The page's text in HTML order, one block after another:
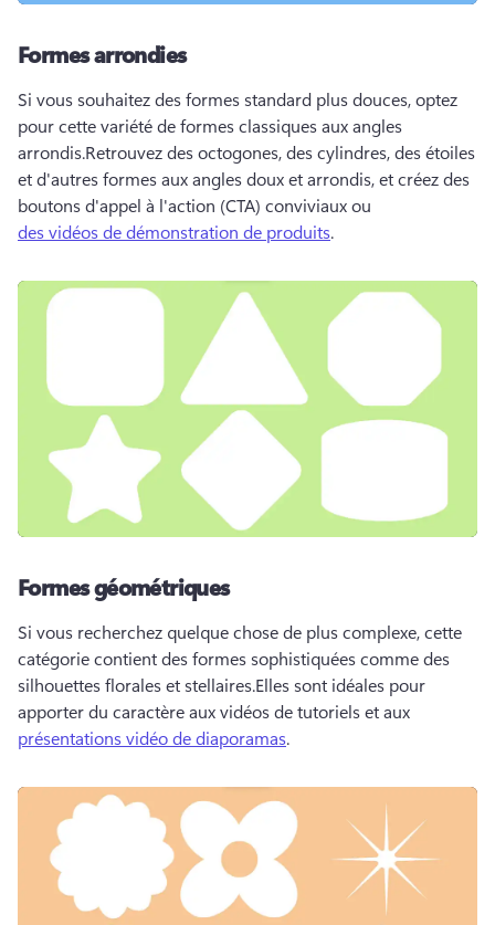
Formes arrondies
Si vous souhaitez des formes standard plus douces, optez
pour cette variété de formes classiques aux angles
arrondis.Retrouvez des octogones, des cylindres, des étoiles
et d'autres formes aux angles doux et arrondis, et créez des
boutons d'appel à l'action (CTA) conviviaux ou
des vidéos de démonstration de produits.
Formes géométriques
Si vous recherchez quelque chose de plus complexe, cette
catégorie contient des formes sophistiquées comme des
silhouettes florales et stellaires.Elles sont idéales pour
apporter du caractère aux vidéos de tutoriels et aux
présentations vidéo de diaporamas.